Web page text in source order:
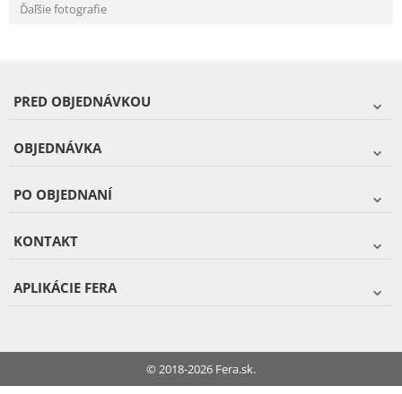
Ďaľšie fotografie
PRED OBJEDNÁVKOU
OBJEDNÁVKA
PO OBJEDNANÍ
KONTAKT
APLIKÁCIE FERA
© 2018-2026 Fera.sk.